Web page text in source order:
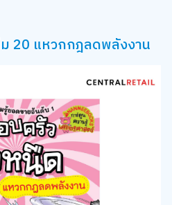
20 แหวกกฎลดพลังงาน